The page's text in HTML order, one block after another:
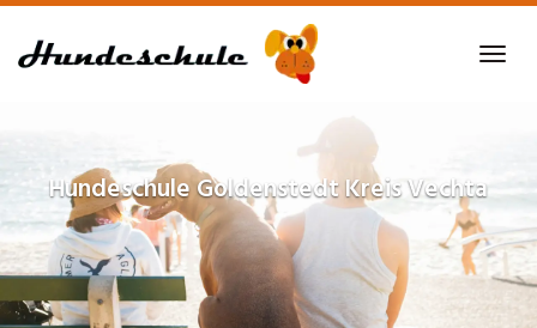
to
HundeschuleGoldenstedt Kreis Vechta